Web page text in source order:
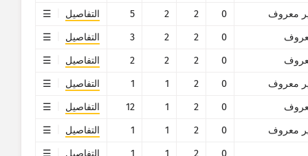
معروف
0
2
2
5
التفاصيل
0
2
2
3
التفاصيل
0
2
2
2
التفاصيل
معروف
0
2
1
1
التفاصيل
0
2
1
12
التفاصيل
معروف
0
2
1
1
التفاصيل
0
2
1
1
التفاصيل